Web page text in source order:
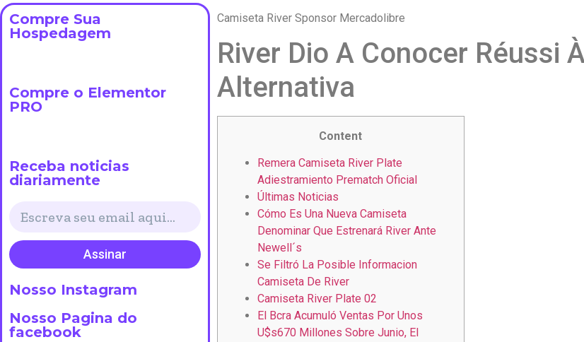
Compre Sua
Hospedagem
Compre o Elementor
PRO
Receba noticias
diariamente
Assinar
Nosso Instagram
Nosso Pagina do
facebook
Camiseta River Sponsor Mercadolibre
River Dio A Conocer Réussi
Alternativa
Content
Remera Camiseta River Plate
Adiestramiento Prematch Oficial
Últimas Noticias
Cómo Es Una Nueva Camiseta
Denominar Que Estrenará River Ante
Newell´s
Se Filtró La Posible Informacion
Camiseta De River
Camiseta River Plate 02
El Bcra Acumuló Ventas Por Unos
U$s670 Millones Sobre Junio, El